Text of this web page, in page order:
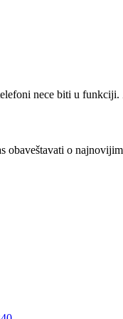
nece biti u funkciji.
obaveštavati o